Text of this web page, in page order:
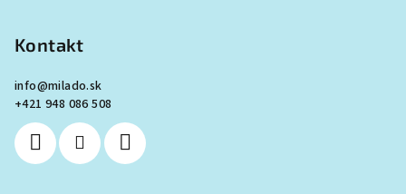
Kontakt
info@milado.sk
+421 948 086 508